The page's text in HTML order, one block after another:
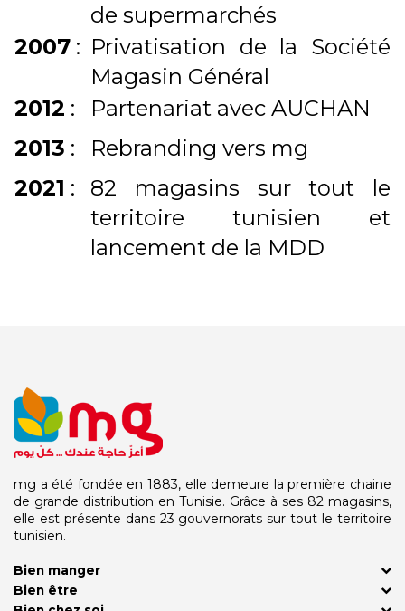
de supermarchés
2007 : Privatisation de la Société
Magasin Général
2012 :
Partenariat avec AUCHAN
2013 :
Rebranding vers mg
2021 :
82 magasins sur tout le
territoire tunisien et
lancement de la MDD
mg a été fondée en 1883, elle demeure la première chaine
de grande distribution en Tunisie. Grâce à ses 82 magasins,
elle est présente dans 23 gouvernorats sur tout le territoire
tunisien.
Bien manger
Bien être